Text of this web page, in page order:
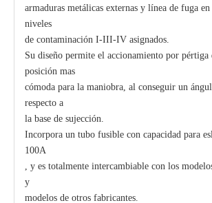
armaduras metálicas externas y línea de fuga
niveles
de contaminación I-III-IV asignados.
Su diseño permite el accionamiento por pértiga
posición mas
cómoda para la maniobra, al conseguir un
respecto a
la base de sujección.
Incorpora un tubo fusible con capacidad para
100A
, y es totalmente intercambiable con los
y
modelos de otros fabricantes.